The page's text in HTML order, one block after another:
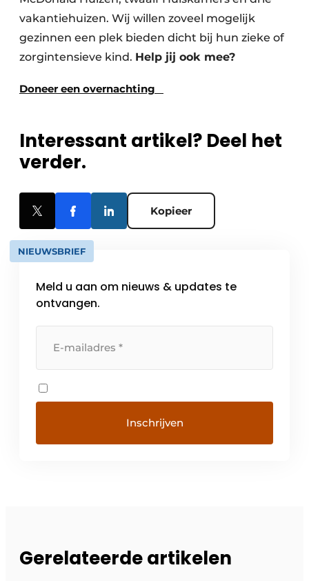
vakantiehuizen. Wij willen zoveel mogelijk
gezinnen een plek bieden dicht bij hun zieke of
zorgintensieve kind. Help jij ook mee?
Doneer een overnachting
Interessant artikel? Deel het
verder.
Kopieer
NIEUWSBRIEF
Meld u aan om nieuws & updates te
ontvangen.
Gerelateerde artikelen